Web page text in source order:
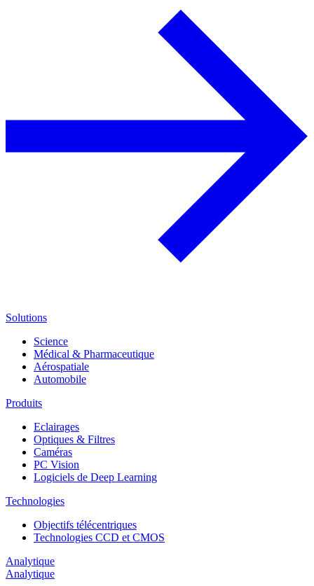
Solutions
Science
Médical & Pharmaceutique
Aérospatiale
Automobile
Produits
Eclairages
Optiques & Filtres
Caméras
PC Vision
Logiciels de Deep Learning
Technologies
Objectifs télécentriques
Technologies CCD et CMOS
Analytique
Analytique